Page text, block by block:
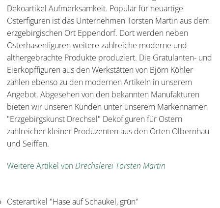
Dekoartikel Aufmerksamkeit. Populär für neuartige
Osterfiguren ist das Unternehmen Torsten Martin aus dem
erzgebirgischen Ort Eppendorf. Dort werden neben
Osterhasenfiguren weitere zahlreiche moderne und
althergebrachte Produkte produziert. Die Gratulanten- und
Eierkopffiguren aus den Werkstätten von Björn Köhler
zählen ebenso zu den modernen Artikeln in unserem
Angebot. Abgesehen von den bekannten Manufakturen
bieten wir unseren Kunden unter unserem Markennamen
"Erzgebirgskunst Drechsel" Dekofiguren für Ostern
zahlreicher kleiner Produzenten aus den Orten Olbernhau
und Seiffen.
Weitere Artikel vonDrechslerei Torsten Martin
Osterartikel "Hase auf Schaukel, grün"